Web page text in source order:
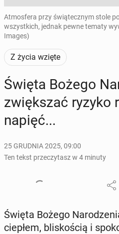
Atmosfera przy świątecznym stole
wszystkich, jednak pewne tematy
Images)
Z życia wzięte
Święta Bożego
zwięk­szać ryzyko
napięć...
25 GRUDNIA 2025, 09:00
Ten tekst przeczytasz w 4 minuty
Święta Bożego
ciepłem, bli­sko­ścią i